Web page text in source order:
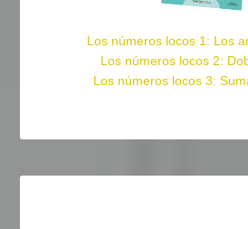
Los números locos 1: Los
Los números locos 2:
Los números locos 3: